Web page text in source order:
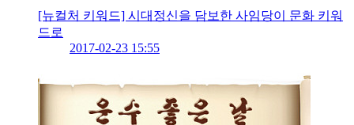
[뉴컬처 키워드] 시대정신을 담보한 사임당이 문화 키워
드로
2017-02-23 15:55